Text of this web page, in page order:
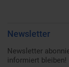
Newsletter
Newsletter
informiert bleiben!